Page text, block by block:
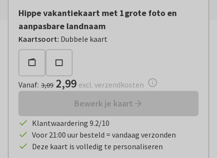
Hippe vakantiekaart met 1grote foto en
aanpasbare landnaam
Kaartsoort: Dubbele kaart
Vanaf: € 2,99 excl. verzendkosten
Vanaf: 3,09 2,99 excl. verzendkosten
Bewerk je kaart
Klantwaardering 9.2/10
Voor 21:00 uur besteld = vandaag verzonden
Deze kaart is volledig te personaliseren